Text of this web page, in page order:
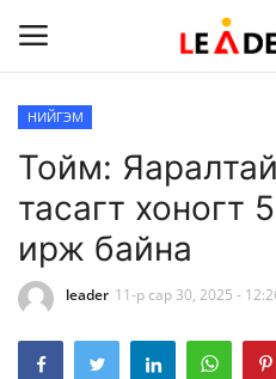
Нүүр
Холбоо барих
УЛС ТӨР
НИЙГЭМ
НИЙГЭМ
Тойм:
тасагт хоногт
ирж байна
leader 11-р сар 30, 2025 -